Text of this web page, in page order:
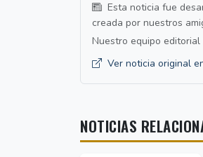
Esta noticia fue
creada por nuestros
Nuestro equipo
Ver noticia original
NOTICIAS